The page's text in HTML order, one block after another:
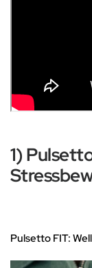
1)
Pulsetto FIT: